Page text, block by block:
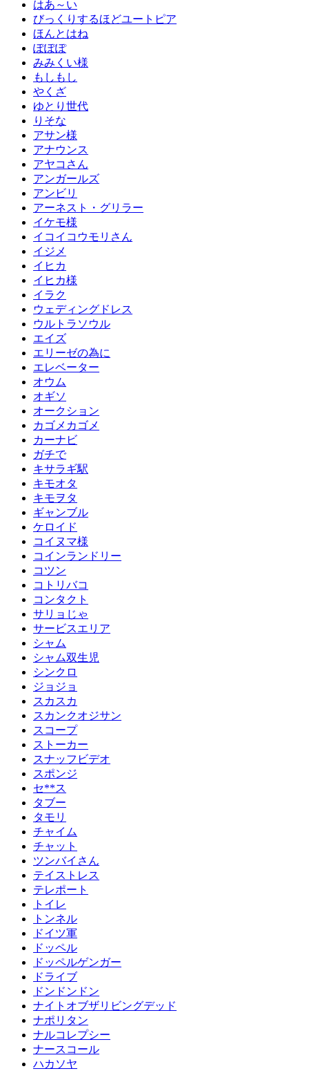
はあ～い
びっくりするほどユートピア
ほんとはね
ぽぽぽ
みみくい様
もしもし
やくざ
ゆとり世代
りそな
アサン様
アナウンス
アヤコさん
アンガールズ
アンビリ
アーネスト・グリラー
イケモ様
イコイコウモリさん
イジメ
イヒカ
イヒカ様
イラク
ウェディングドレス
ウルトラソウル
エイズ
エリーゼの為に
エレベーター
オウム
オギソ
オークション
カゴメカゴメ
カーナビ
ガチで
キサラギ駅
キモオタ
キモヲタ
ギャンブル
ケロイド
コイヌマ様
コインランドリー
コツン
コトリバコ
コンタクト
サリョじゃ
サービスエリア
シャム
シャム双生児
シンクロ
ジョジョ
スカスカ
スカンクオジサン
スコープ
ストーカー
スナッフビデオ
スポンジ
セ**ス
タブー
タモリ
チャイム
チャット
ツンバイさん
テイストレス
テレポート
トイレ
トンネル
ドイツ軍
ドッペル
ドッペルゲンガー
ドライブ
ドンドンドン
ナイトオブザリビングデッド
ナポリタン
ナルコレプシー
ナースコール
ハカソヤ